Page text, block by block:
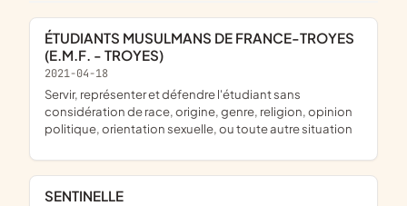
ÉTUDIANTS MUSULMANS DE FRANCE-TROYES
(E.M.F. - TROYES)
2021-04-18
servir, représenter et défendre l'étudiant sans
considération de race, origine, genre, religion, opinion
politique, orientation sexuelle, ou toute autre situation
SENTINELLE